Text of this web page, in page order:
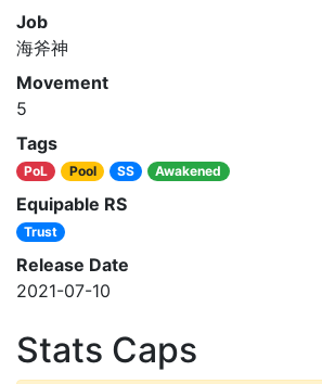
Job
海斧神
Movement
5
Tags
PoL Pool SS Awakened
Equipable RS
Trust
Release Date
2021-07-10
Stats Caps